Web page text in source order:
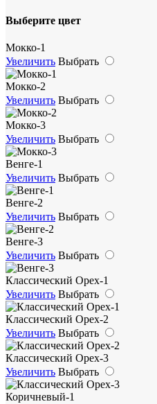
Выберите цвет
Мокко-1
Увеличить Выбрать
Мокко-2
Увеличить Выбрать
Мокко-3
Увеличить Выбрать
Венге-1
Увеличить Выбрать
Венге-2
Увеличить Выбрать
Венге-3
Увеличить Выбрать
Классический Орех-1
Увеличить Выбрать
Классический Орех-2
Увеличить Выбрать
Классический Орех-3
Увеличить Выбрать
Коричневый-1